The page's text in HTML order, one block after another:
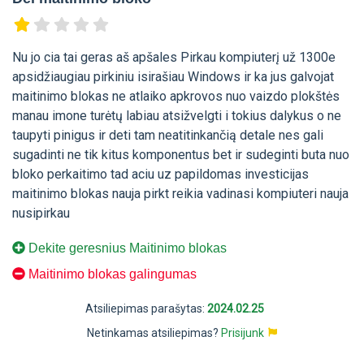
Nu jo cia tai geras aš apšales Pirkau kompiuterį už 1300e
apsidžiaugiau pirkiniu isirašiau Windows ir ka jus galvojat
maitinimo blokas ne atlaiko apkrovos nuo vaizdo plokštės
manau imone turėtų labiau atsižvelgti i tokius dalykus o ne
taupyti pinigus ir deti tam neatitinkančią detale nes gali
sugadinti ne tik kitus komponentus bet ir sudeginti buta nuo
bloko perkaitimo tad aciu uz papildomas investicijas
maitinimo blokas nauja pirkt reikia vadinasi kompiuteri nauja
nusipirkau
Dekite geresnius Maitinimo blokas
Maitinimo blokas galingumas
Atsiliepimas parašytas: 2024.02.25
Netinkamas atsiliepimas? Prisijunk